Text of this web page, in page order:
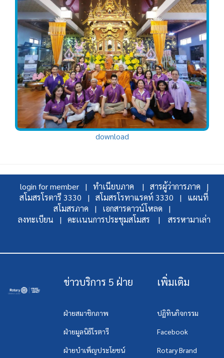
download
login for member | ทำเนียบภาค |
สารผู้ว่าการภาค |
สโมสรโรตารี 3330 |
สโมสรโรทาแรคท์ 3330 |
แผนที่
สโมสรภาค |
เอกสารดาวน์โหลด |
ลงทะเบียน |
คะเเนนการประชุมสโมสร | สรรหามาเล่า
ข่าวบริการ 5 ฝ่าย
ฝ่ายสมาชิกภาพ
ฝ่ายมูลนิธิโรตารี
ฝ่ายบำเพ็ญประโยชน์
เพิ่มเติม
ปฏิทินกิจกรรม
Facebook
Rotary Brand